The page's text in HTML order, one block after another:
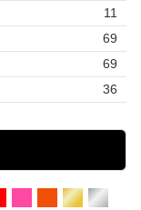
11
69
69
36